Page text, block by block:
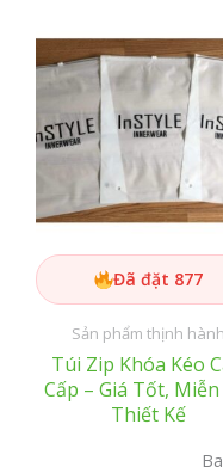
Đã đặt 877
Sản phẩm thịnh hành
Túi Zip Khóa Kéo
Cấp – Giá Tốt,
Thiết Kế